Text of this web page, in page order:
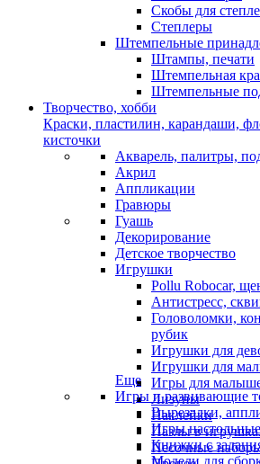
Скобы для
Степлеры
Штемпельные
Штампы, печати
Штемпельная
Штемпельные
Творчество, хобби
Краски, пластилин, карандаши,
кисточки
Акварель, палитры,
Акрил
Аппликации
Гравюры
Гуашь
Декорирование
Детское творчество
Игрушки
Pollu Robocar,
Антистресс,
Головоломки,
рубик
Игрушки для
Игрушки для
Игры для
Лизуны
Наклейки
Пазлы в
Песочные
Еще
Игры и развивающие
Вырезалки,
Игры
Книжки с
Модели для